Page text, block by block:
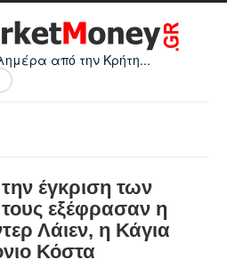
από την Κρήτη...
έγκριση των
εξέφρασαν η
Λάιεν, η Κάγια
Κόστα